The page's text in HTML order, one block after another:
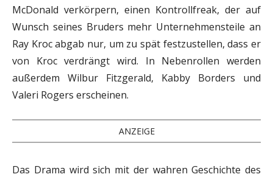
McDonald verkörpern, einen Kontrollfreak, der auf
Wunsch seines Bruders mehr Unternehmensteile an
Ray Kroc abgab nur, um zu spät festzustellen, dass er
von Kroc verdrängt wird. In Nebenrollen werden
außerdem Wilbur Fitzgerald, Kabby Borders und
Valeri Rogers erscheinen.
ANZEIGE
Das Drama wird sich mit der wahren Geschichte des